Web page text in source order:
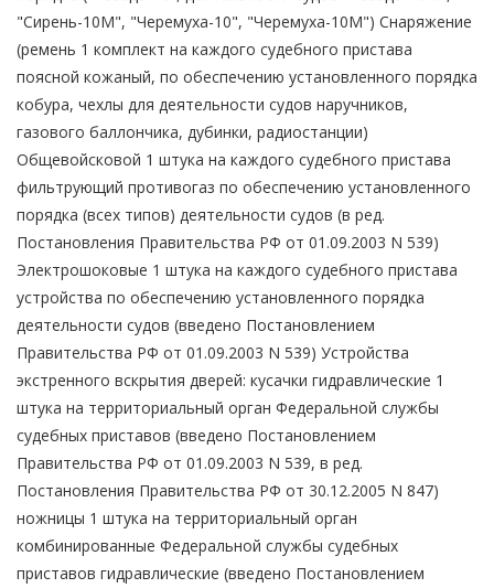
"Сирень-10М", "Черемуха-10", "Черемуха-10М") Снаряжение
(ремень 1 комплект на каждого судебного пристава
поясной кожаный, по обеспечению установленного порядка
кобура, чехлы для деятельности судов наручников,
газового баллончика, дубинки, радиостанции)
Общевойсковой 1 штука на каждого судебного пристава
фильтрующий противогаз по обеспечению установленного
порядка (всех типов) деятельности судов (в ред.
Постановления Правительства РФ от 01.09.2003 N 539)
Электрошоковые 1 штука на каждого судебного пристава
устройства по обеспечению установленного порядка
деятельности судов (введено Постановлением
Правительства РФ от 01.09.2003 N 539) Устройства
экстренного вскрытия дверей: кусачки гидравлические 1
штука на территориальный орган Федеральной службы
судебных приставов (введено Постановлением
Правительства РФ от 01.09.2003 N 539, в ред.
Постановления Правительства РФ от 30.12.2005 N 847)
ножницы 1 штука на территориальный орган
комбинированные Федеральной службы судебных
приставов гидравлические (введено Постановлением